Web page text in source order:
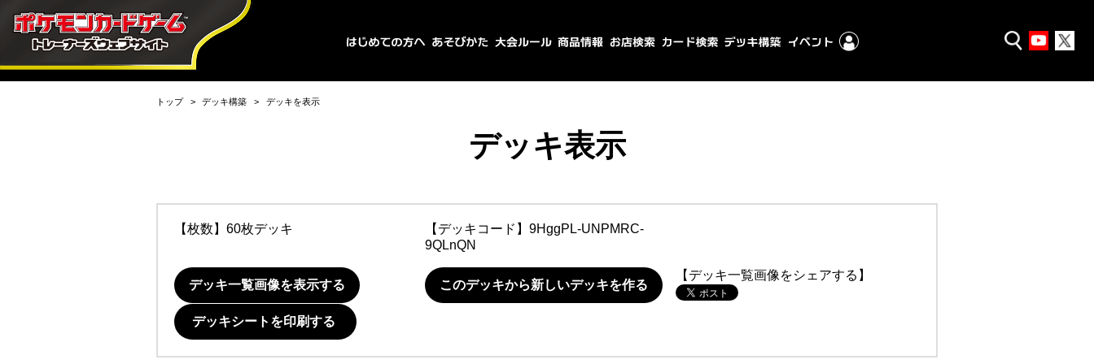
トップ デッキ構築 デッキを表示
デッキ表示
【枚数】60枚デッキ 【デッキコード】 9HggPL-UNPMRC-
9QLnQN
デッキ一覧画像を表示する このデッキから新しいデッキを作る
【デッキ一覧画像をシェアする】
デッキシートを印刷する